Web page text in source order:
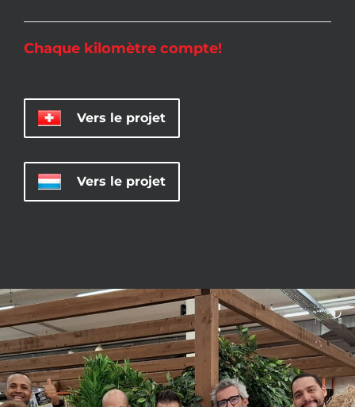
Chaque kilomètre compte!
Vers le projet
Vers le projet